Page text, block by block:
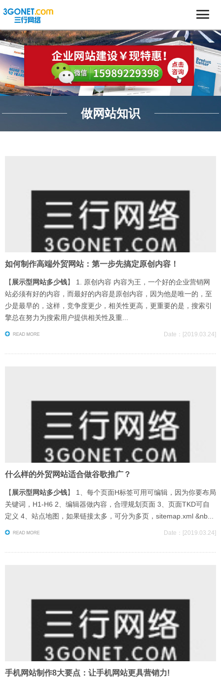
做网站知识
如何制作高端外贸网站：第一步先搞定原创内容！
【展示型网站多少钱】 1. 原创内容 内容为王，一个好的企业营销网
站必须有好的内容，而最好的内容是原创内容，因为他是唯一的，至
少是最早的，这样，竞争度更少，相关性更高，更重要的是，搜索引
擎总在努力为搜索用户提供相关性及重...
Date：[2019.03.24]
什么样的外贸网站适合做谷歌推广？
【展示型网站多少钱】 1、每个页面H标签可用可编辑，因为你要布局
关键词，H1-H6 2、编辑器做内容，合理规划页面 3、页面TKD可自
定义 4、站点地图，如果链接太多，可分为多页，sitemap.xml &nb...
Date：[2019.03.24]
手机网站制作8大要点：让手机网站更具营销力!